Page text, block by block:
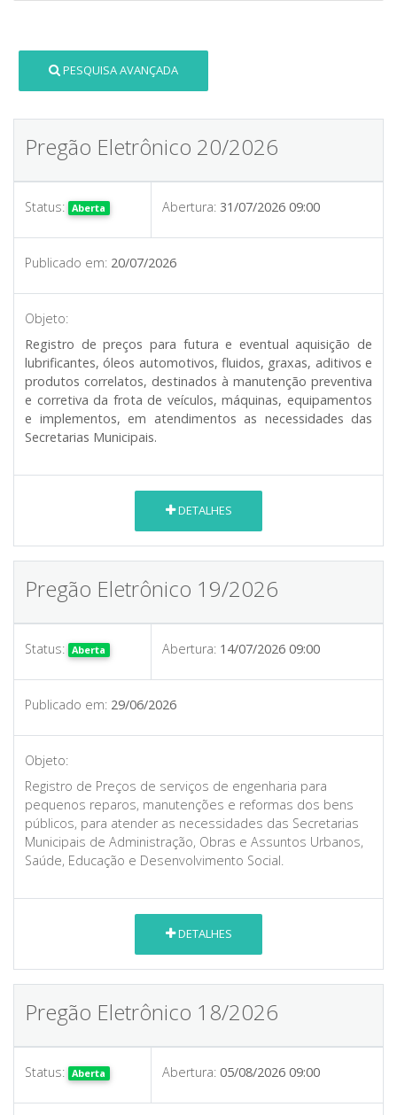
PESQUISA AVANÇADA
Pregão Eletrônico 20/2026
Status: Aberta Abertura: 31/07/2026 09:00
Publicado em: 20/07/2026
Objeto:
Registro de preços para futura e eventual aquisição de
lubrificantes, óleos automotivos, fluidos, graxas, aditivos e
produtos correlatos, destinados à manutenção preventiva
e corretiva da frota de veículos, máquinas, equipamentos
e implementos, em atendimentos as necessidades das
Secretarias Municipais.
DETALHES
Pregão Eletrônico 19/2026
Status: Aberta Abertura: 14/07/2026 09:00
Publicado em: 29/06/2026
Objeto:
Registro de Preços de serviços de engenharia para
pequenos reparos, manutenções e reformas dos bens
públicos, para atender as necessidades das Secretarias
Municipais de Administração, Obras e Assuntos Urbanos,
Saúde, Educação e Desenvolvimento Social.
DETALHES
Pregão Eletrônico 18/2026
Status: Aberta Abertura: 05/08/2026 09:00